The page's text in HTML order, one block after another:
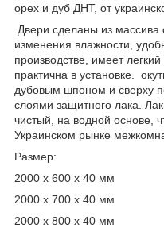
орех и дуб ДНТ, от
Двери сделаны из
изменения влажности,
производстве, имеет
практична в установке.
дубовым шпоном и сверху
слоями защитного лака.
чистый, на водной основе,
Украинском рынке
Размер:
2000 x 600 x 40 мм
2000 x 700 x 40 мм
2000 x 800 x 40 мм